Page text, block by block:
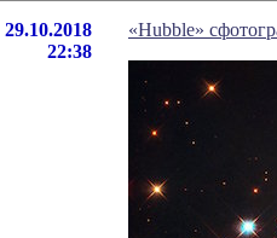
29.10.2018
22:38
«Hubble»